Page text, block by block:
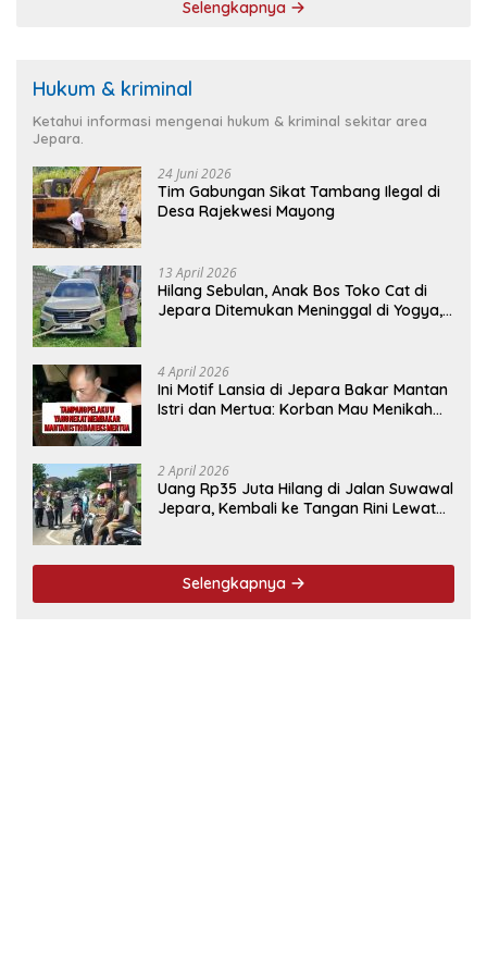
Selengkapnya
Hukum & kriminal
Ketahui informasi mengenai hukum & kriminal sekitar area
Jepara.
24 Juni 2026
Tim Gabungan Sikat Tambang Ilegal di
Desa Rajekwesi Mayong
13 April 2026
Hilang Sebulan, Anak Bos Toko Cat di
Jepara Ditemukan Meninggal di Yogya,
4 April 2026
Ini Motif Lansia di Jepara Bakar Mantan
Istri dan Mertua: Korban Mau Menikah
2 April 2026
Uang Rp35 Juta Hilang di Jalan Suwawal
Jepara, Kembali ke Tangan Rini Lewat
Selengkapnya